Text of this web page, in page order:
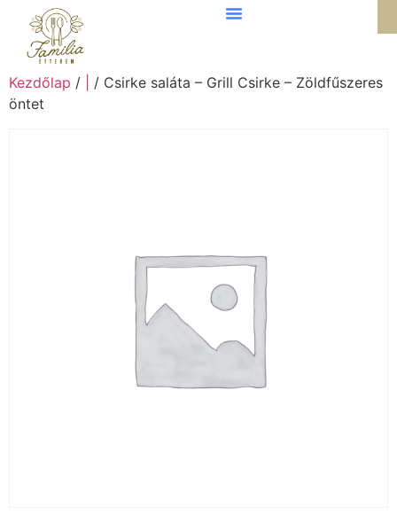
Kezdőlap /
/ Csirke saláta – Grill Csirke – Zöldfűszeres
öntet